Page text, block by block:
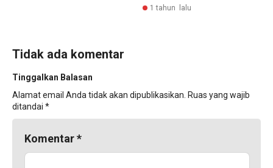
1 tahun lalu
Tidak ada komentar
Tinggalkan Balasan
Alamat email Anda tidak akan dipublikasikan. Ruas yang wajib
ditandai *
Komentar*